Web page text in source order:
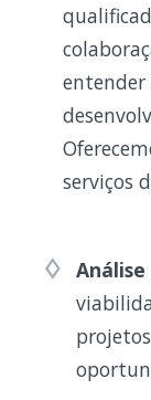
entender
serviços